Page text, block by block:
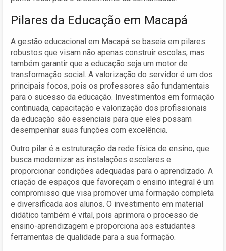
Pilares da Educação em Macapá
A gestão educacional em Macapá se baseia em pilares
robustos que visam não apenas construir escolas, mas
também garantir que a educação seja um motor de
transformação social. A valorização do servidor é um dos
principais focos, pois os professores são fundamentais
para o sucesso da educação. Investimentos em formação
continuada, capacitação e valorização dos profissionais
da educação são essenciais para que eles possam
desempenhar suas funções com excelência.
Outro pilar é a estruturação da rede física de ensino, que
busca modernizar as instalações escolares e
proporcionar condições adequadas para o aprendizado. A
criação de espaços que favoreçam o ensino integral é um
compromisso que visa promover uma formação completa
e diversificada aos alunos. O investimento em material
didático também é vital, pois aprimora o processo de
ensino-aprendizagem e proporciona aos estudantes
ferramentas de qualidade para a sua formação.